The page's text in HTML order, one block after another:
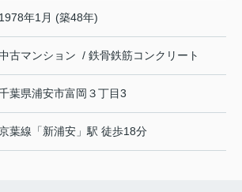
1978年1月 (築48年)
古マンション / 鉄骨鉄筋コンクリート
葉県浦安市富岡 ３丁目3
葉線 「新浦安 」駅 徒歩18分